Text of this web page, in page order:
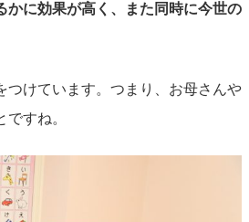
かに効果が高く、また同時に今世の
つけています。つまり、お母さんや
すね。